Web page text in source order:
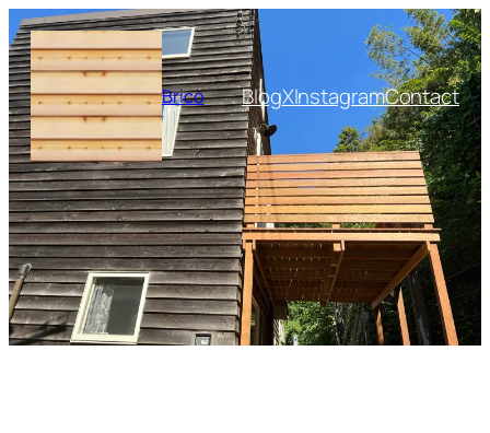
内
容
を
ス
キ
ッ
プ
Brico BlogXInstagramContact